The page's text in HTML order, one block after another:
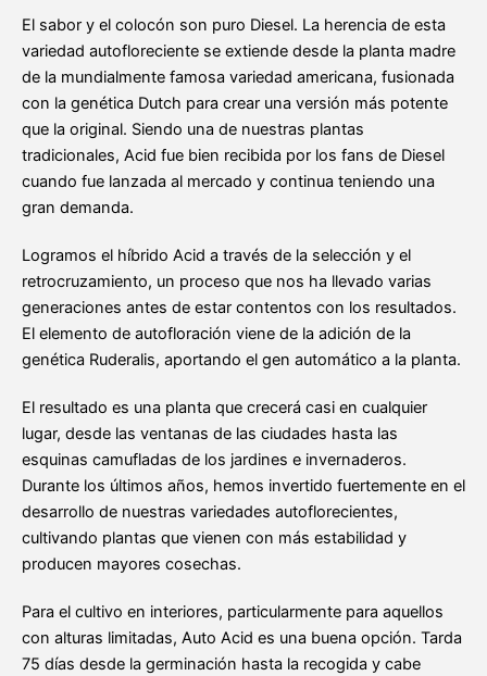
El sabor y el colocón son puro Diesel. La herencia de esta
variedad autofloreciente se extiende desde la planta madre
de la mundialmente famosa variedad americana, fusionada
con la genética Dutch para crear una versión más potente
que la original. Siendo una de nuestras plantas
tradicionales, Acid fue bien recibida por los fans de Diesel
cuando fue lanzada al mercado y continua teniendo una
gran demanda.
Logramos el híbrido Acid a través de la selección y el
retrocruzamiento, un proceso que nos ha llevado varias
generaciones antes de estar contentos con los resultados.
El elemento de autofloración viene de la adición de la
genética Ruderalis, aportando el gen automático a la planta.
El resultado es una planta que crecerá casi en cualquier
lugar, desde las ventanas de las ciudades hasta las
esquinas camufladas de los jardines e invernaderos.
Durante los últimos años, hemos invertido fuertemente en el
desarrollo de nuestras variedades autoflorecientes,
cultivando plantas que vienen con más estabilidad y
producen mayores cosechas.
Para el cultivo en interiores, particularmente para aquellos
con alturas limitadas, Auto Acid es una buena opción. Tarda
75 días desde la germinación hasta la recogida y cabe